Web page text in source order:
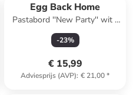
Egg Back Home
Pastabord ''New Party'' wit -
Ø 23 cm
-23%
€ 15,99
Adviesprijs (AVP): € 21,00*